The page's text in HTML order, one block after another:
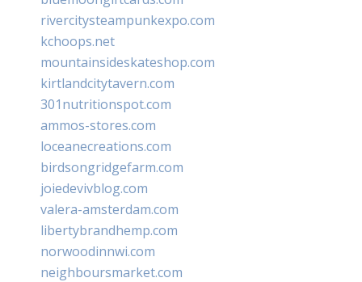
rivercitysteampunkexpo.com
kchoops.net
mountainsideskateshop.com
kirtlandcitytavern.com
301nutritionspot.com
ammos-stores.com
loceanecreations.com
birdsongridgefarm.com
joiedevivblog.com
valera-amsterdam.com
libertybrandhemp.com
norwoodinnwi.com
neighboursmarket.com